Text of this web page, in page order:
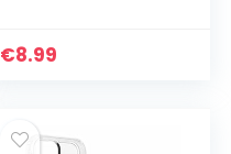
TPU Bumper
€8.99